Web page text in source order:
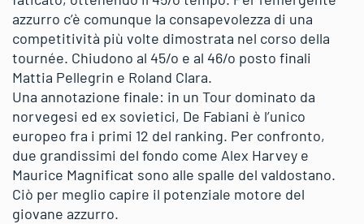
azzurro c’è comunque la consapevolezza di una
competitività più volte dimostrata nel corso della
tournée. Chiudono al 45/o e al 46/o posto finali
Mattia Pellegrin e Roland Clara.
Una annotazione finale: in un Tour dominato da
norvegesi ed ex sovietici, De Fabiani è l’unico
europeo fra i primi 12 del ranking. Per confronto,
due grandissimi del fondo come Alex Harvey e
Maurice Magnificat sono alle spalle del valdostano.
Ciò per meglio capire il potenziale motore del
giovane azzurro.